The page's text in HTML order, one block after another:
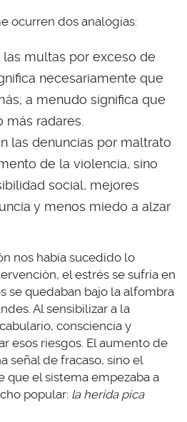
ocurren dos analogías:
multas por exceso de
necesariamente que
a menudo significa que
más radares.
las denuncias por maltrato
de la violencia, sino
social, mejores
y menos miedo a alzar
nos había sucedido lo
el estrés se sufría en
se quedaban bajo la alfombra
Al sensibilizar a la
consciencia y
esos riesgos. El aumento de
señal de fracaso, sino el
que el sistema empezaba a
popular: la herida pica